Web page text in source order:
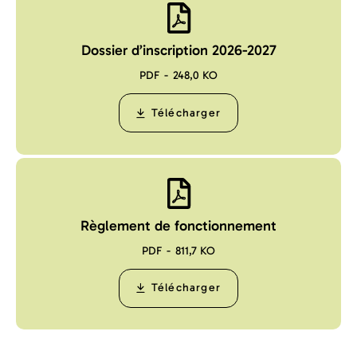
Dossier d’inscription 2026-2027
PDF 248,0 KO
Télécharger
Règlement de fonctionnement
PDF 811,7 KO
Télécharger